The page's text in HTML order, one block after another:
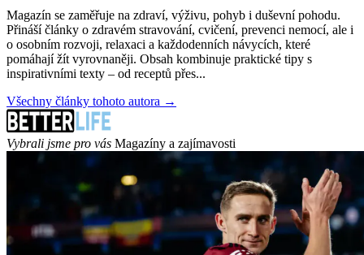
Magazín se zaměřuje na zdraví, výživu, pohyb i duševní pohodu.
Přináší články o zdravém stravování, cvičení, prevenci nemocí, ale i
o osobním rozvoji, relaxaci a každodenních návycích, které
pomáhají žít vyrovnaněji. Obsah kombinuje praktické tipy s
inspirativními texty – od receptů přes...
Všechny články tohoto autora →
Vybrali jsme pro vás Magazíny a zajímavosti